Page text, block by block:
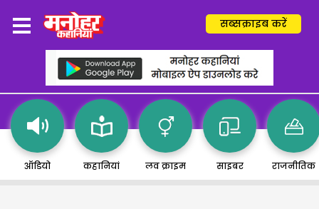
सब्सक्राइब करें
ऑडियो कहानियां लव क्राइम साइबर राजनीतिक